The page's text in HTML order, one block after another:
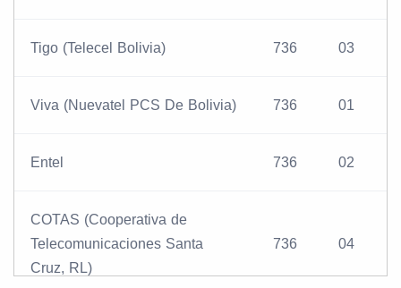
Tigo (Telecel Bolivia) 736 03
Viva (Nuevatel PCS De Bolivia) 736 01
Entel 736 02
COTAS (Cooperativa de
Telecomunicaciones Santa
Cruz, RL)
736 04